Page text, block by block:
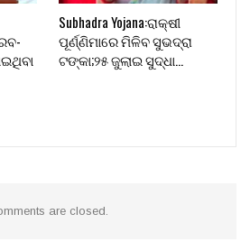
Subhadra Yojana:ରାକ୍ଷୀ
ପୂର୍ଣ୍ଣିମାରେ ମିଳିବ ସୁଭଦ୍ରା
ଟଙ୍କା;୨୫ ଜୁଲାଇ ସୁଦ୍ଧା…
are closed.